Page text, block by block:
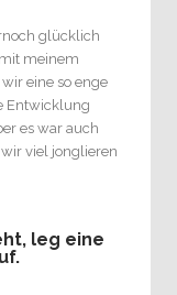
glücklich
meinem
eine so enge
Entwicklung
es war auch
viel jonglieren
leg eine